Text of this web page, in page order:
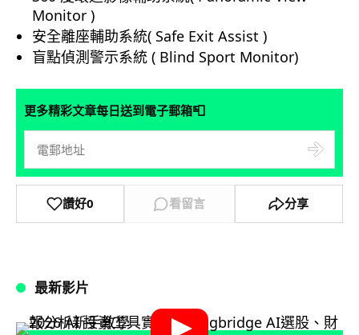
Monitor )
安全離座輔助系統( Safe Exit Assist )
盲點偵測警示系統 ( Blind Sport Monitor)
更多精彩文章每日送到電子郵箱📮
讚好0 看留言 分享
最新影片